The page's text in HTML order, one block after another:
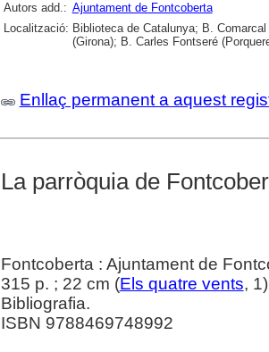
Autors add.: Ajuntament de Fontcoberta
Localització: Biblioteca de Catalunya; B.
(Girona); B. Carles Fontseré
Enllaç permanent a aquest
La parròquia de
Fontcoberta : Ajuntament de
315 p. ; 22 cm (Els quatre vents,
Bibliografia.
ISBN 9788469748992